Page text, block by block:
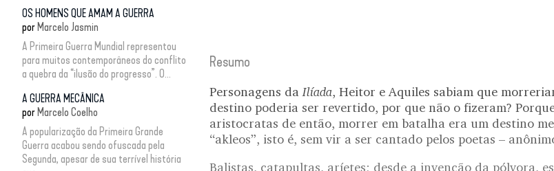
OS HOMENS QUE AMAM A GUERRA
por Marcelo Jasmin
A Primeira Guerra Mundial representou
para muitos contemporâneos do conflito
a quebra da “ilusão do progresso”. O...
A GUERRA MECÂNICA
por Marcelo Coelho
A popularização da Primeira Grande
Guerra acabou sendo ofuscada pela
Segunda, apesar de sua terrível história
Resumo
Personagens da Ilíada, Heitor e Aquiles sabiam que
destino poderia ser revertido, por que não o fizeram?
aristocratas de então, morrer em batalha era um destino
“akleos”, isto é, sem vir a ser cantado pelos poetas –
Balistas, catapultas, aríetes; desde a invenção da pólvora,